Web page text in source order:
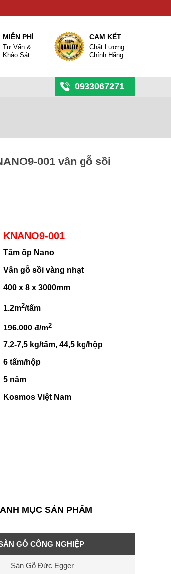
MIỄN PHÍ
Tư Vấn &
Khảo Sát
CAM KẾT
Chất Lượng
Chính Hãng
0933067271
001 vân gỗ sồi
KNANO9-001
Tấm ốp Nano
Vân gỗ sồi vàng nhạt
400 x 8 x 3000mm
1.2m2/tấm
196.000 đ/m2
7,2-7,5 kg/tấm, 44,5 kg/hộp
6 tấm/hộp
5 năm
Kosmos Việt Nam
MỤC SẢN PHẨM
GỖ CÔNG NGHIỆP
Sàn Gỗ Đức Egger